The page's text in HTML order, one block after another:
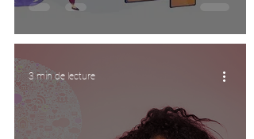
3 min de lecture